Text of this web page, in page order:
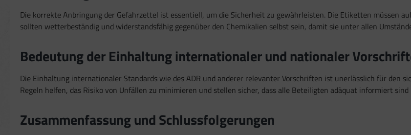
Die korrekte Anbringung der Gefahrzettel ist essentiell, um die Sicherheit zu gewährleisten. Die Etiketten müssen
sollten wetterbeständig und widerstandsfähig gegenüber den Chemikalien selbst sein, damit sie unter allen
Bedeutung der Einhaltung internationaler und nationaler
Die Einhaltung internationaler Standards wie des ADR und anderer relevanter Vorschriften ist unerlässlich für den
Regeln helfen, das Risiko von Unfällen zu minimieren und stellen sicher, dass alle Beteiligten adäquat informiert
Zusammenfassung und Schlussfolgerungen